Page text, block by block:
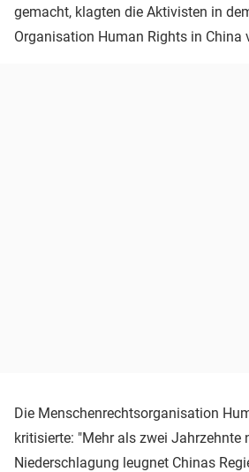
gemacht, klagten die Aktivisten in
Organisation Human Rights in China
Die Menschenrechtsorganisation
kritisierte: "Mehr als zwei Jahrzehnte
Niederschlagung leugnet Chinas